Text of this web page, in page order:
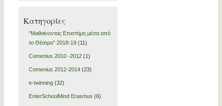
Kατηγορίες
"Μαθαίνοντας Επιστήμη μέσα από
το Θέατρο" 2018-19(11)
Comenius 2010 -2012(1)
Comenius 2012-2014(23)
e-twinning(32)
EnterSchoolMind Erasmus (6)